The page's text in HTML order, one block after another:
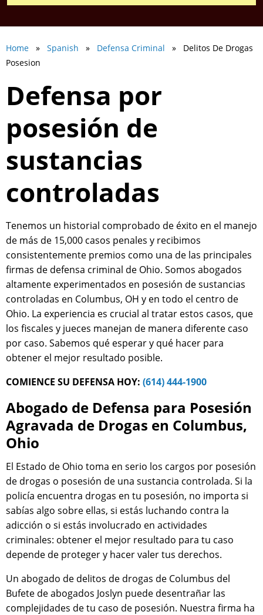
Home » Spanish » Defensa Criminal » Delitos De Drogas
Posesion
Defensa por
posesión de
sustancias
controladas
Tenemos un historial comprobado de éxito en el manejo
de más de 15,000 casos penales y recibimos
consistentemente premios como una de las principales
firmas de defensa criminal de Ohio. Somos abogados
altamente experimentados en posesión de sustancias
controladas en Columbus, OH y en todo el centro de
Ohio. La experiencia es crucial al tratar estos casos, que
los fiscales y jueces manejan de manera diferente caso
por caso. Sabemos qué esperar y qué hacer para
obtener el mejor resultado posible.
COMIENCE SU DEFENSA HOY: (614) 444-1900
Abogado de Defensa para Posesión
Agravada de Drogas en Columbus,
Ohio
El Estado de Ohio toma en serio los cargos por posesión
de drogas o posesión de una sustancia controlada. Si la
policía encuentra drogas en tu posesión, no importa si
sabías algo sobre ellas, si estás luchando contra la
adicción o si estás involucrado en actividades
criminales: obtener el mejor resultado para tu caso
depende de proteger y hacer valer tus derechos.
Un abogado de delitos de drogas de Columbus del
Bufete de abogados Joslyn puede desentrañar las
complejidades de tu caso de posesión. Nuestra firma ha